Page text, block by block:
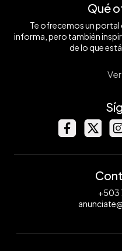
Qué
Te ofrecemos un
informa, pero también
de lo que
+503